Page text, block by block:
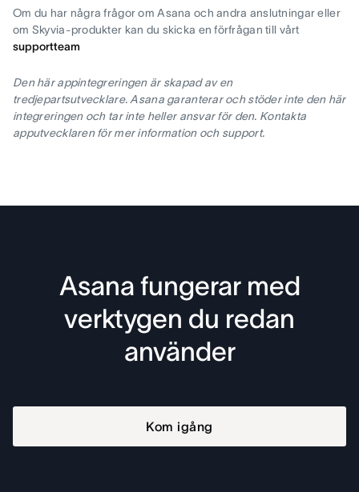
Om du har några frågor om Asana och andra anslutningar eller
om Skyvia-produkter kan du skicka en förfrågan till vårt
supportteam
Den här appintegreringen är skapad av en
tredjepartsutvecklare. Asana garanterar och stöder inte den här
integreringen och tar inte heller ansvar för den. Kontakta
apputvecklaren för mer information och support.
Asana fungerar med
verktygen du redan
använder
Kom igång